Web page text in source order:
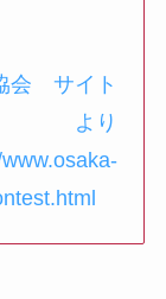
会 サイト
より